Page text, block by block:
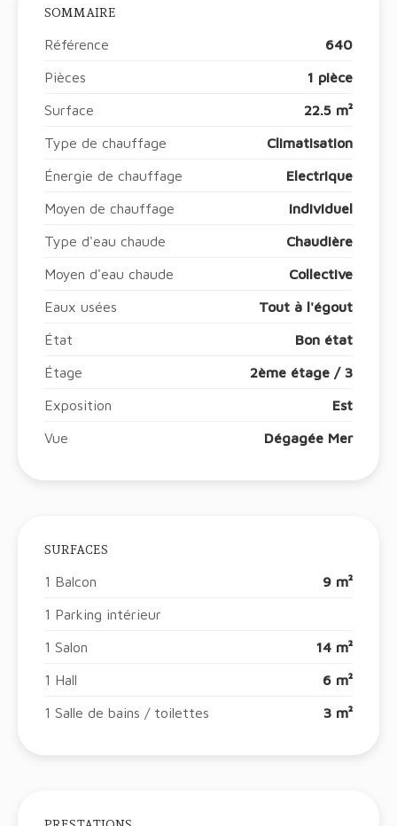
SOMMAIRE
Référence 640
Pièces 1 pièce
Surface 22.5 m²
Type de chauffage Climatisation
Énergie de chauffage Electrique
Moyen de chauffage Individuel
Type d'eau chaude Chaudière
Moyen d'eau chaude Collective
Eaux usées Tout à l'égout
État Bon état
Étage 2ème étage / 3
Exposition Est
Vue Dégagée Mer
SURFACES
1 Balcon 9 m²
1 Parking intérieur
1 Salon 14 m²
1 Hall 6 m²
1 Salle de bains / toilettes 3 m²